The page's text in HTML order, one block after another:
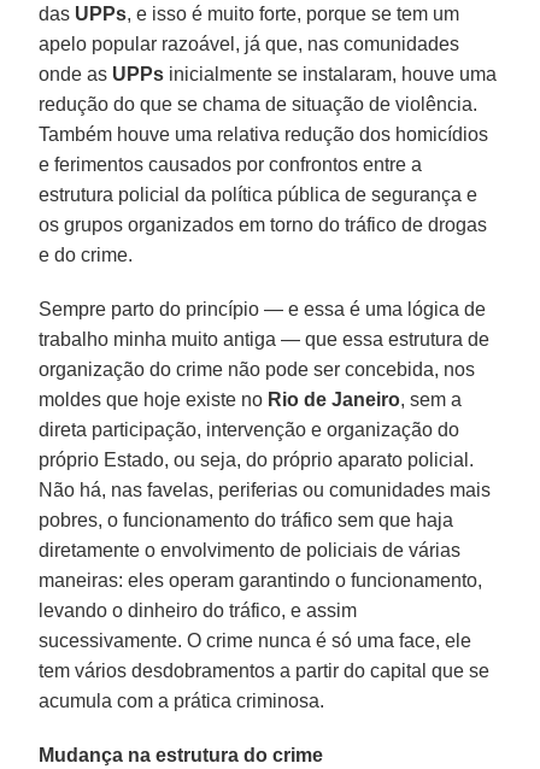
das UPPs, e isso é muito forte, porque se tem um
apelo popular razoável, já que, nas comunidades
onde as UPPs inicialmente se instalaram, houve uma
redução do que se chama de situação de violência.
Também houve uma relativa redução dos homicídios
e ferimentos causados por confrontos entre a
estrutura policial da política pública de segurança e
os grupos organizados em torno do tráfico de drogas
e do crime.
Sempre parto do princípio — e essa é uma lógica de
trabalho minha muito antiga — que essa estrutura de
organização do crime não pode ser concebida, nos
moldes que hoje existe no Rio de Janeiro, sem a
direta participação, intervenção e organização do
próprio Estado, ou seja, do próprio aparato policial.
Não há, nas favelas, periferias ou comunidades mais
pobres, o funcionamento do tráfico sem que haja
diretamente o envolvimento de policiais de várias
maneiras: eles operam garantindo o funcionamento,
levando o dinheiro do tráfico, e assim
sucessivamente. O crime nunca é só uma face, ele
tem vários desdobramentos a partir do capital que se
acumula com a prática criminosa.
Mudança na estrutura do crime